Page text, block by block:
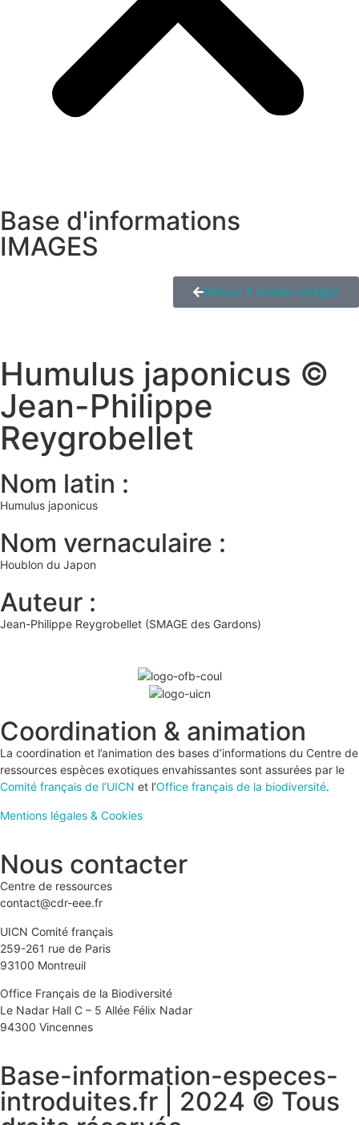
Base d'informations
IMAGES
Retour à la base images
Humulus japonicus ©
Jean-Philippe
Reygrobellet
Nom latin :
Humulus japonicus
Nom vernaculaire :
Houblon du Japon
Auteur :
Jean-Philippe Reygrobellet (SMAGE des Gardons)
Coordination & animation
La coordination et l’animation des bases d’informations du Centre de
ressources espèces exotiques envahissantes sont assurées par le
Comité français de l’UICN et l’Office français de la biodiversité.
Mentions légales & Cookies
Nous contacter
Centre de ressources
contact@cdr-eee.fr
UICN Comité français
259-261 rue de Paris
93100 Montreuil
Office Français de la Biodiversité
Le Nadar Hall C – 5 Allée Félix Nadar
94300 Vincennes
Base-information-especes-
introduites.fr | 2024 © Tous